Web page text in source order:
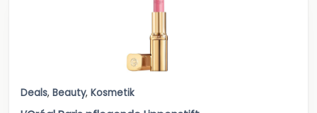
Deals, Beauty, Kosmetik